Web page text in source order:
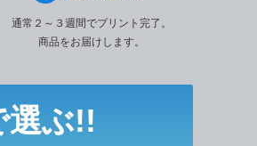
通常２～３週間でプリント完了。
商品をお届けします。
選ぶ!!